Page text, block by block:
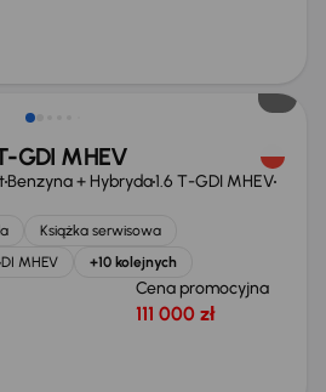
GDI MHEV
Benzyna + Hybryda1.6 T-GDI MHEV
Książka serwisowa
MHEV +10 kolejnych
Cena promocyjna
111 000 zł